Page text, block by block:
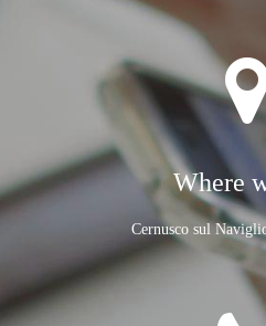
Where
Cernusco sul